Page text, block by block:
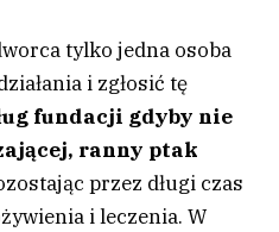
tylko jedna osoba
i zgłosić tę
fundacji gdyby nie
ranny ptak
przez długi czas
i leczenia. W